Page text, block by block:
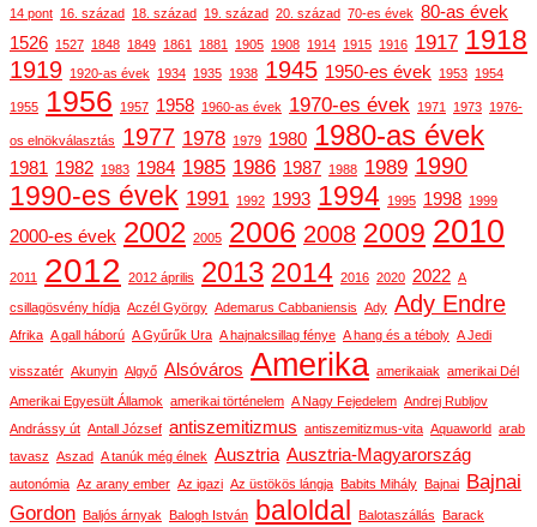
14 pont 16. század 18. század 19. század 20. század 70-es évek 80-as évek
1526 1527 1848 1849 1861 1881 1905 1908 1914 1915 1916 1917 1918
1919 1920-as évek 1934 1935 1938 1945 1950-es évek 1953 1954
1955 1956 1957 1958 1960-as évek 1970-es évek 1971 1973 1976-
os elnökválasztás 1977 1978 1979 1980 1980-as évek
1981 1982 1983 1984 1985 1986 1987 1988 1989 1990
1990-es évek 1991 1992 1993 1994 1995 1998 1999
2000-es évek 2002 2005 2006 2008 2009 2010
2011 2012 2012 április 2013 2014 2016 2020 2022 A
csillagösvény hídja Aczél György Ademarus Cabbaniensis Ady Ady Endre
Afrika A gall háború A Gyűrűk Ura A hajnalcsillag fénye A hang és a téboly A Jedi
visszatér Akunyin Algyő Alsóváros Amerika amerikaiak amerikai Dél
Amerikai Egyesült Államok amerikai történelem A Nagy Fejedelem Andrej Rubljov
Andrássy út Antall József antiszemitizmus antiszemitizmus-vita Aquaworld arab
tavasz Aszad A tanúk még élnek Ausztria Ausztria-Magyarország
autonómia Az arany ember Az igazi Az üstökös lángja Babits Mihály Bajnai Bajnai
Gordon Baljós árnyak Balogh István baloldal Balotaszállás Barack